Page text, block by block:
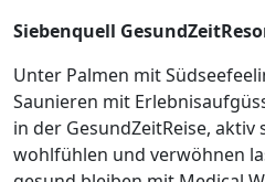
Siebenquell
Unter Palmen mit
Saunieren mit
in der GesundZeitReise, aktiv
wohlfühlen und verwöhnen